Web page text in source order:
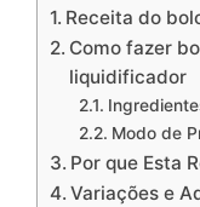
Receita do
Como fazer
liquidificador
Modo de
Por que Esta
Variações e